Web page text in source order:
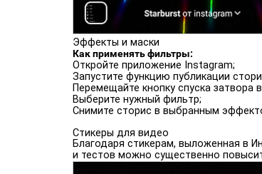
Эффекты и маски
Как применять фильтры:
Откройте приложение Instagram;
Запустите функцию публикации
Перемещайте кнопку спуска затвора
Выберите нужный фильтр;
Снимите сторис в выбранным
Стикеры для видео
Благодаря стикерам, выложенная в
и тестов можно существенно